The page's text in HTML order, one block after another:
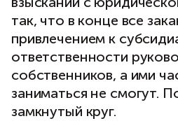
так, что в конце все
привлечением к
ответственности
собственников, а ими
заниматься не смогут.
замкнутый круг.